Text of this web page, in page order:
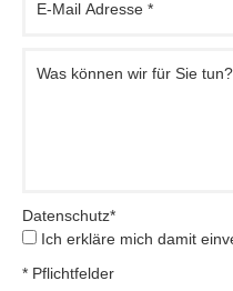
Datenschutz*
Ich erkläre mich damit
* Pflichtfelder